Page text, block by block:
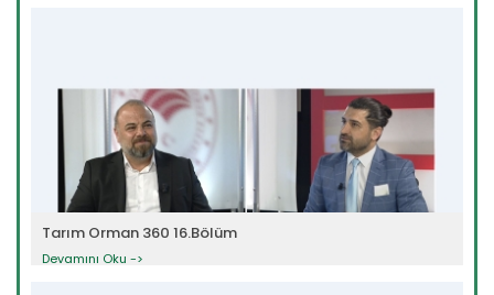
Tarım Orman 360 16.Bölüm
Devamını Oku ->